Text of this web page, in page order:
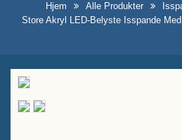
Indendørs erhvervsskilte til
Optimale løsninger til falske
neonskilte
Hjem Alle Produkter
Store Akryl LED-Belyste Isspande